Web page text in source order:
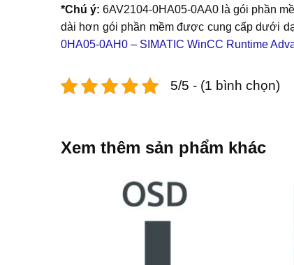
*Chú ý: 6AV2104-0HA05-0AA0 là gói phần
dài hơn gói phần mềm được cung cấp dưới
0HA05-0AH0 – SIMATIC WinCC Runtime
5/5 - (1 bình chọn)
Xem thêm sản phẩm khác